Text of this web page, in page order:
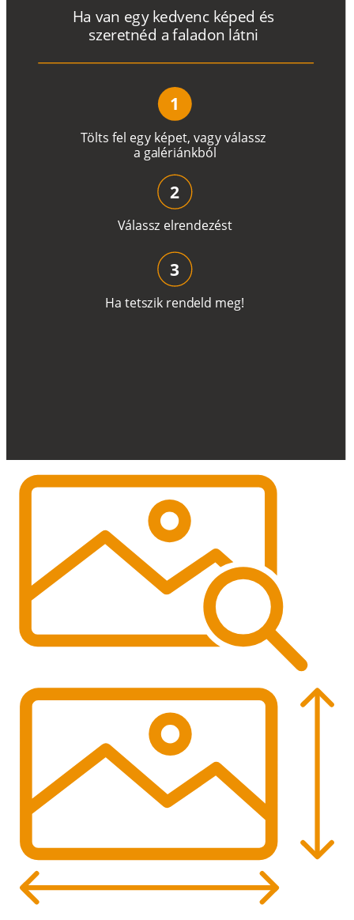
Tölts fel egy képet, vagyválassz
a galériánkból
Ha van egy kedvenc képed és
szeretnéd a faladon látni
1
Válassz elrendezést
2
Ha tetszik rendeld meg!
3